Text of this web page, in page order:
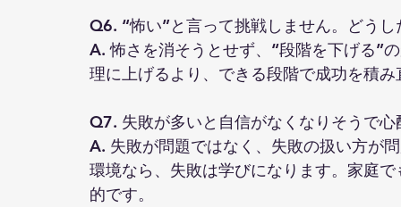
Q6. “怖い”と言って挑戦しません。どうし
A. 怖さを消そうとせず、“段階を下げる”
理に上げるより、できる段階で成功を積
Q7. 失敗が多いと自信がなくなりそうで心
A. 失敗が問題ではなく、失敗の扱い方が
環境なら、失敗は学びになります。家庭
的です。